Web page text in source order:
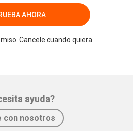
AHORA
Cancele cuando quiera.
ayuda?
con nosotros